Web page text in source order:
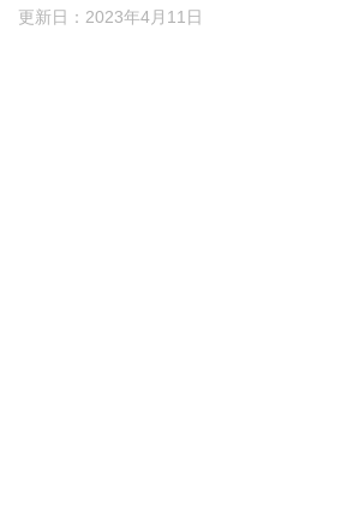
更新日： 2023年4月11日